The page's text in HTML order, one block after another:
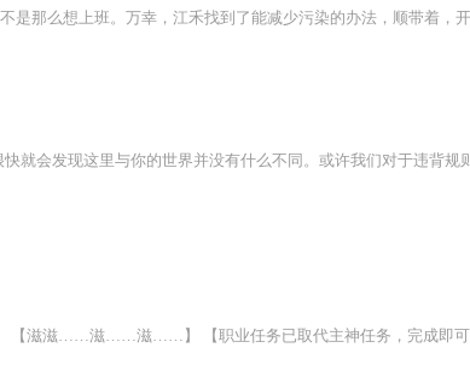
那么想上班。万幸，江禾找到了能减少污染的办法，顺带着，
盐饼干。”“咸腥口感，像是没做好清理就晒干的鱼。”——来自
会发现这里与你的世界并没有什么不同。或许我们对于违背规
滋滋……滋……滋……】 【职业任务已取代主神任务，完成即可